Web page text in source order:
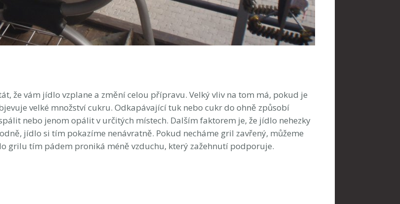
že vám jídlo vzplane a změní celou přípravu. Velký vliv na tom má, pokud je
velké množství cukru. Odkapávající tuk nebo cukr do ohně způsobí
nebo jenom opálit v určitých místech. Dalším faktorem je, že jídlo nehezky
jídlo si tím pokazíme nenávratně. Pokud necháme gril zavřený, můžeme
grilu tím pádem proniká méně vzduchu, který zažehnutí podporuje.